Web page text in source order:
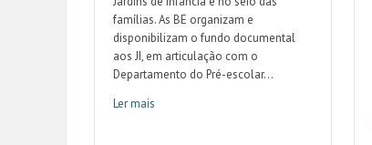
famílias. As BE organizam e
disponibilizam o fundo documental
aos JI, em articulação com o
Departamento do Pré-escolar...
Ler mais
Leitura em Vai e Vem